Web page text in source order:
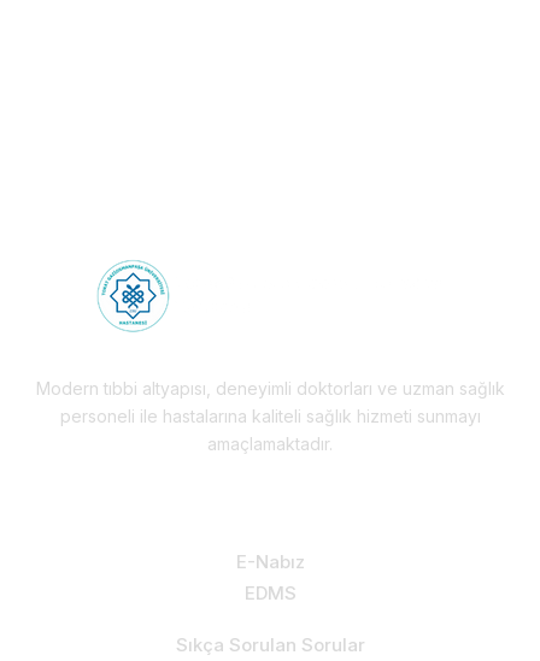
Modern tıbbi altyapısı, deneyimli doktorları ve uzman sağlık
personeli ile hastalarına kaliteli sağlık hizmeti sunmayı
amaçlamaktadır.
E-Nabız
EDMS
Sıkça Sorulan Sorular